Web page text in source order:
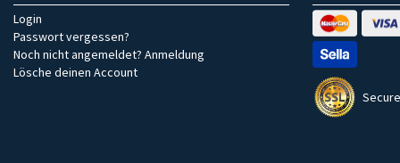
Login
Passwort vergessen?
Noch nicht angemeldet? Anmeldung
Lösche deinen Account